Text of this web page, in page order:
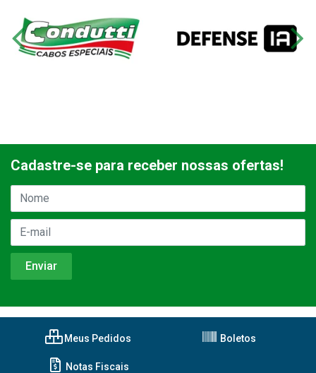
Cadastre-se para receber nossas ofertas!
Meus Pedidos Boletos
Notas Fiscais